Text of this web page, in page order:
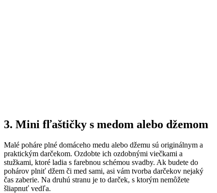
3. Mini fľaštičky s medom alebo džemom
Malé poháre plné domáceho medu alebo džemu sú originálnym a
praktickým darčekom. Ozdobte ich ozdobnými viečkami a
stužkami, ktoré ladia s farebnou schémou svadby. Ak budete do
pohárov plniť džem či med sami, asi vám tvorba darčekov nejaký
čas zaberie. Na druhú stranu je to darček, s ktorým nemôžete
šliapnuť vedľa.